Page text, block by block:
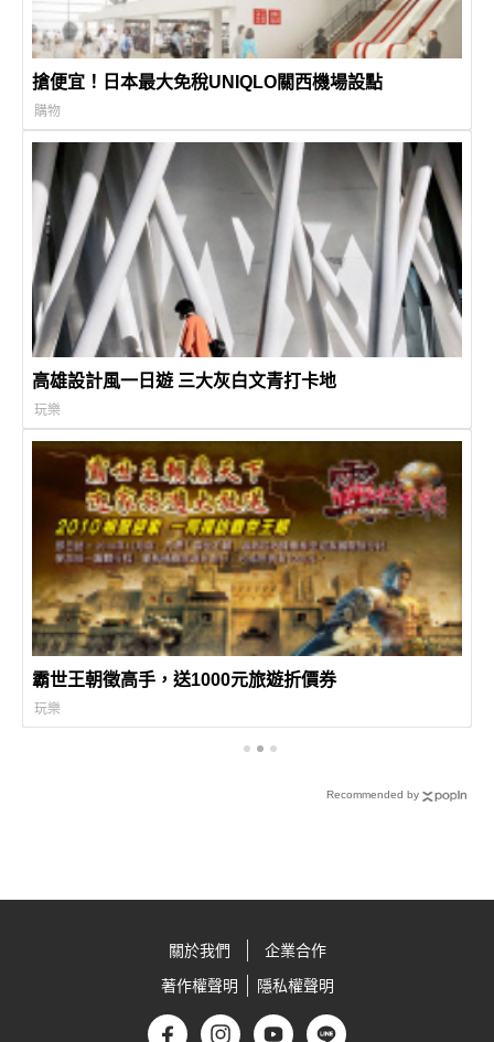
搶便宜！日本最大免稅UNIQLO關西機場設點
購物
高雄設計風一日遊 三大灰白文青打卡地
玩樂
霸世王朝徵高手，送1000元旅遊折價券
玩樂
Recommended by
關於我們
企業合作
著作權聲明
隱私權聲明